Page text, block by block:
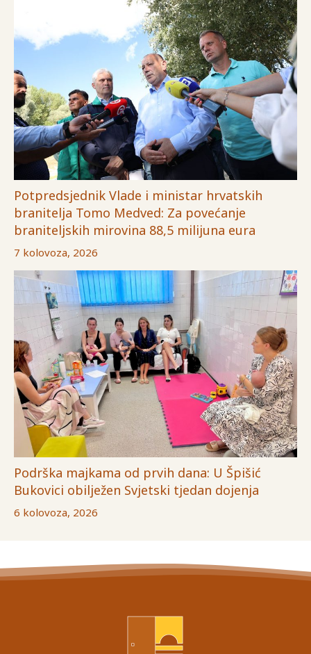
Potpredsjednik Vlade i ministar hrvatskih
branitelja Tomo Medved: Za povećanje
braniteljskih mirovina 88,5 milijuna eura
7 kolovoza, 2026
Podrška majkama od prvih dana: U Špišić
Bukovici obilježen Svjetski tjedan dojenja
6 kolovoza, 2026